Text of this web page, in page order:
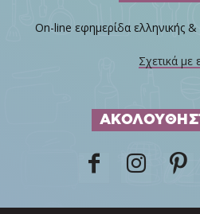
On-line εφημερίδα ελληνικής
Σχετικά με